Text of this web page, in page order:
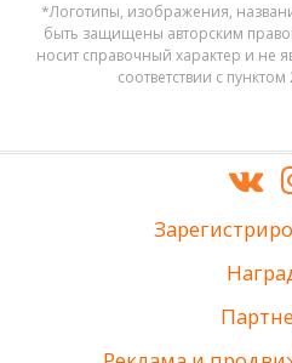
*Логотипы, изображения,
быть защищены авторским
носит справочный характер и не
соответствии с